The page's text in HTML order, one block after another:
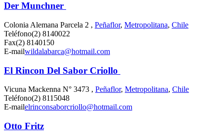
Der Munchner
Colonia Alemana Parcela 2 , Peñaflor, Metropolitana, Chile
Teléfono(2) 8140022
Fax(2) 8140150
E-mailwildalabarca@hotmail.com
El Rincon Del Sabor Criollo
Vicuna Mackenna N° 3473 , Peñaflor, Metropolitana, Chile
Teléfono(2) 8115048
E-mailelrinconsaborcriollo@hotmail.com
Otto Fritz